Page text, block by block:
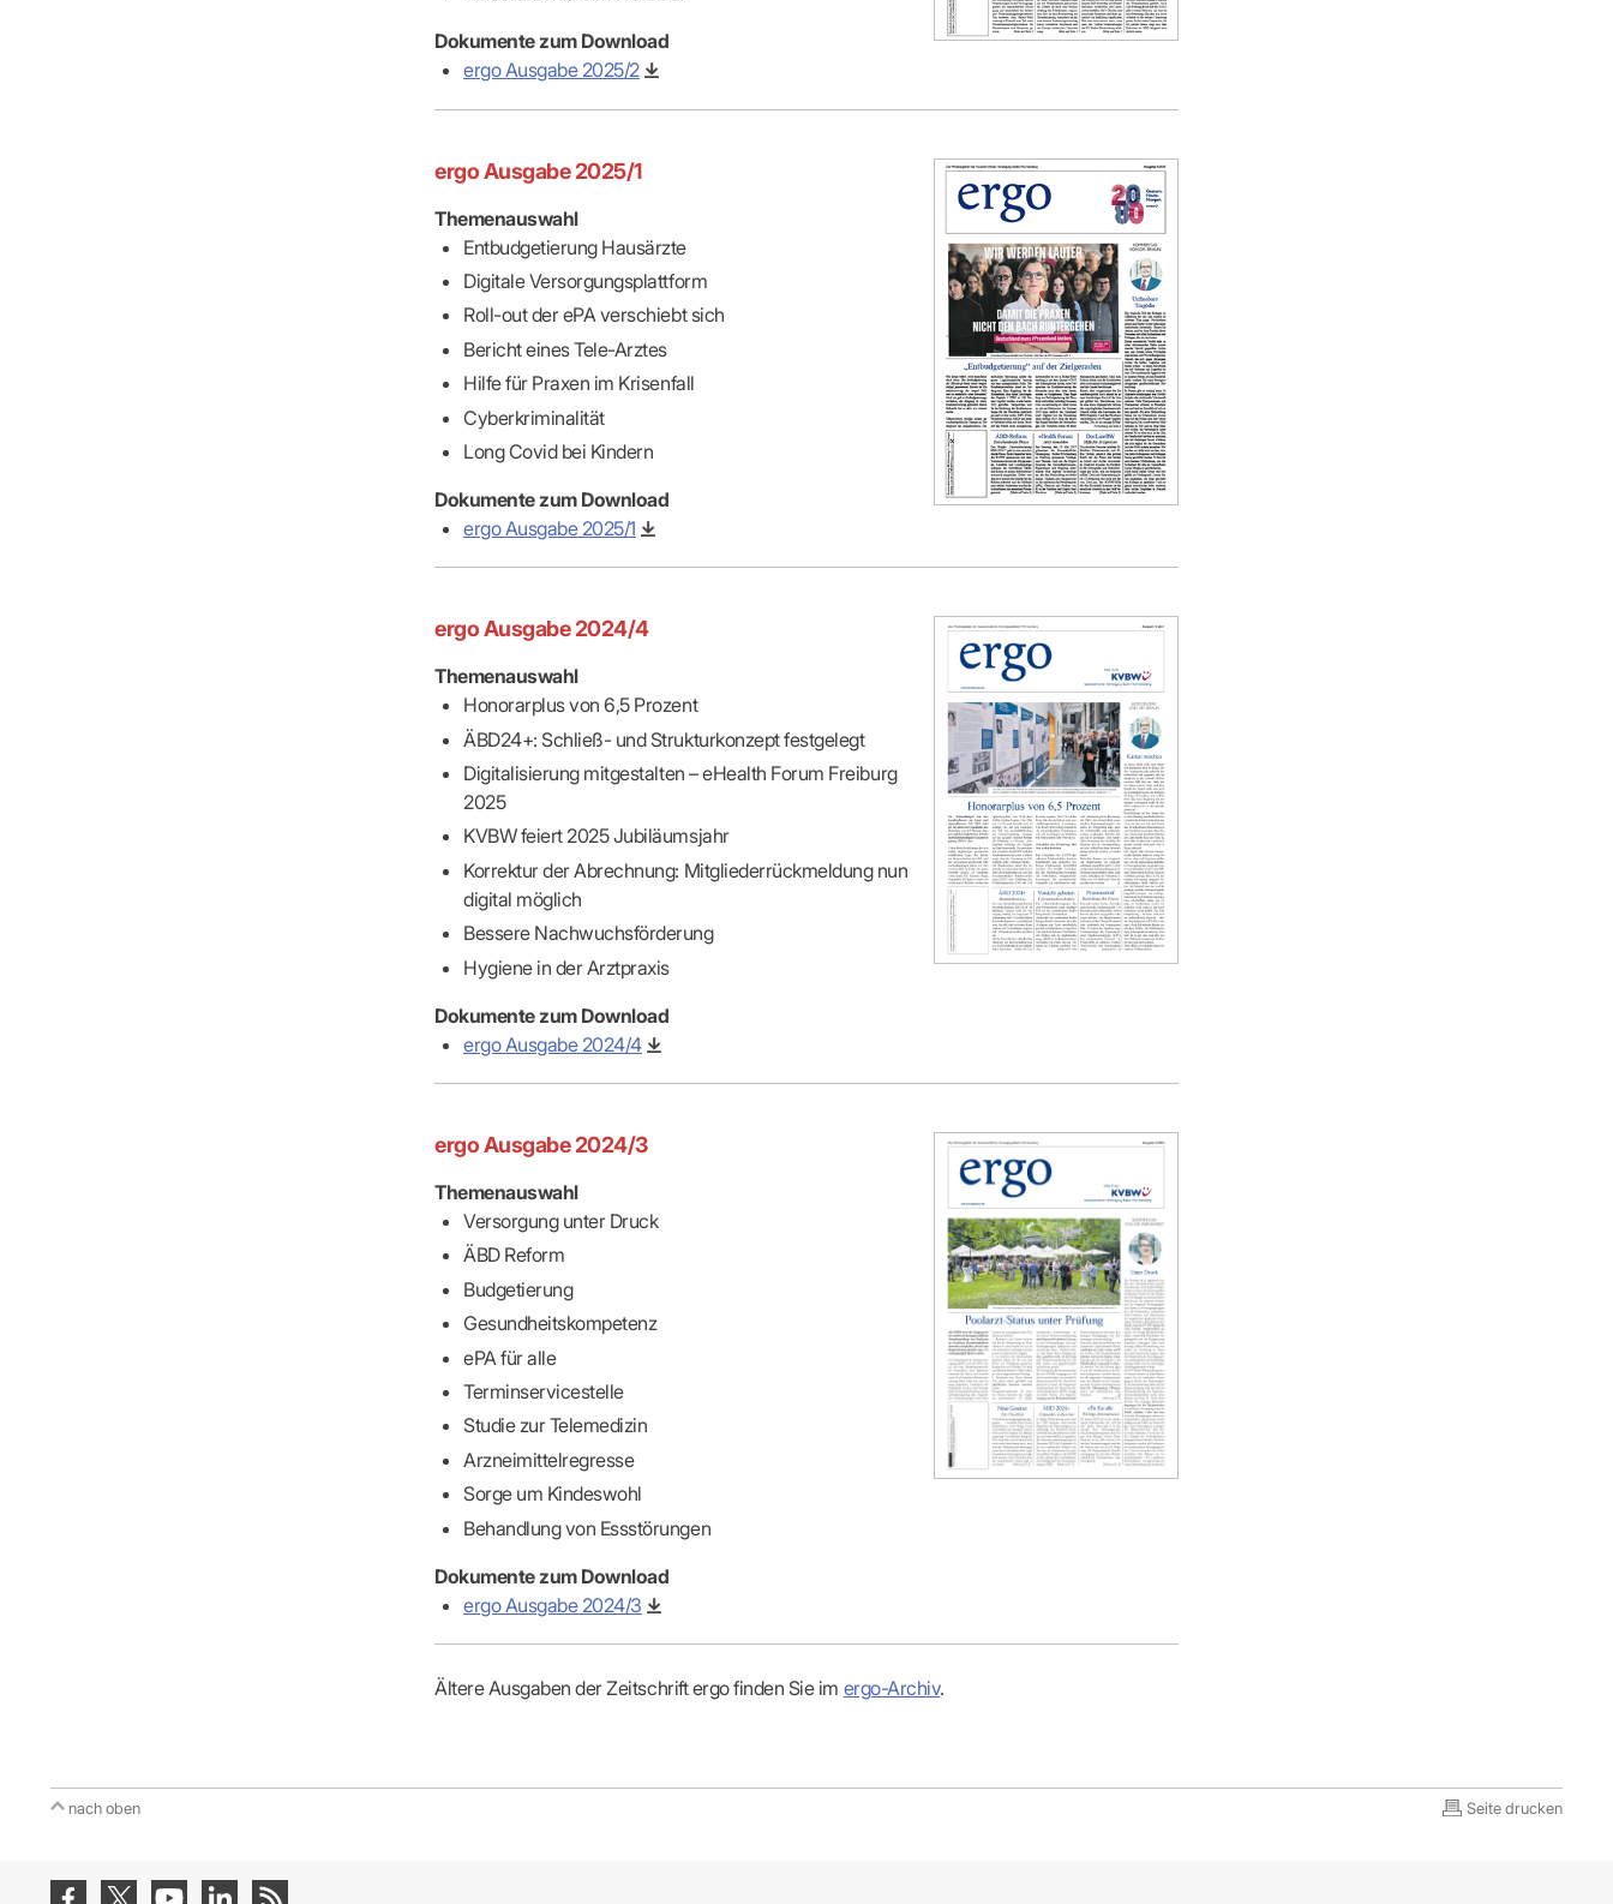
Dokumente zum Download
ergo Ausgabe 2025/2
ergo Ausgabe 2025/1
Themenauswahl
Entbudgetierung Hausärzte
Digitale Versorgungsplattform
Roll-out der ePA verschiebt sich
Bericht eines Tele-Arztes
Hilfe für Praxen im Krisenfall
Cyberkriminalität
Long Covid bei Kindern
Dokumente zum Download
ergo Ausgabe 2025/1
ergo Ausgabe 2024/4
Themenauswahl
Honorarplus von 6,5 Prozent
ÄBD24+: Schließ- und Strukturkonzept festgelegt
Digitalisierung mitgestalten – eHealth Forum Freiburg
2025
KVBW feiert 2025 Jubiläumsjahr
Korrektur der Abrechnung: Mitgliederrückmeldung nun
digital möglich
Bessere Nachwuchsförderung
Hygiene in der Arztpraxis
Dokumente zum Download
ergo Ausgabe 2024/4
ergo Ausgabe 2024/3
Themenauswahl
Versorgung unter Druck
ÄBD Reform
Budgetierung
Gesundheitskompetenz
ePA für alle
Terminservicestelle
Studie zur Telemedizin
Arzneimittelregresse
Sorge um Kindeswohl
Behandlung von Essstörungen
Dokumente zum Download
ergo Ausgabe 2024/3
Ältere Ausgaben der Zeitschrift ergo finden Sie im ergo-Archiv.
nach oben Seite drucken